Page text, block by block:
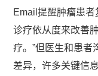
Email提醒肿瘤患
诊疗依从度来改善
疗。”但医生和患者
差异，许多关键信